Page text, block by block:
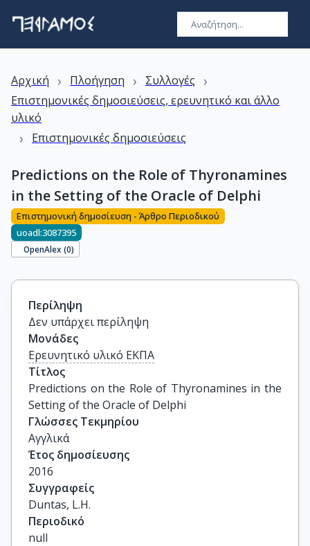
Αρχική › Πλοήγηση › Συλλογές ›
Επιστημονικές δημοσιεύσεις, ερευνητικό και άλλο
υλικό
› Επιστημονικές δημοσιεύσεις
Predictions on the Role of Thyronamines
in the Setting of the Oracle of Delphi
Επιστημονική δημοσίευση - Άρθρο Περιοδικού
uoadl:3087395
OpenAlex (0)
Περίληψη
Δεν υπάρχει περίληψη
Μονάδες
Ερευνητικό υλικό ΕΚΠΑ
Τίτλος
Predictions on the Role of Thyronamines in the
Setting of the Oracle of Delphi
Γλώσσες Τεκμηρίου
Αγγλικά
Έτος δημοσίευσης
2016
Συγγραφείς
Duntas, L.H.
Περιοδικό
null